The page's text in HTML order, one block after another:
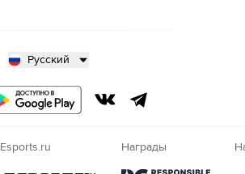
Русский
Русский
Nigeria
Esports.ru Награды